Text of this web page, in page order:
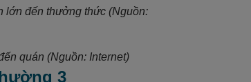
lớn đến thưởng thức (Nguồn:
quán (Nguồn: Internet)
3